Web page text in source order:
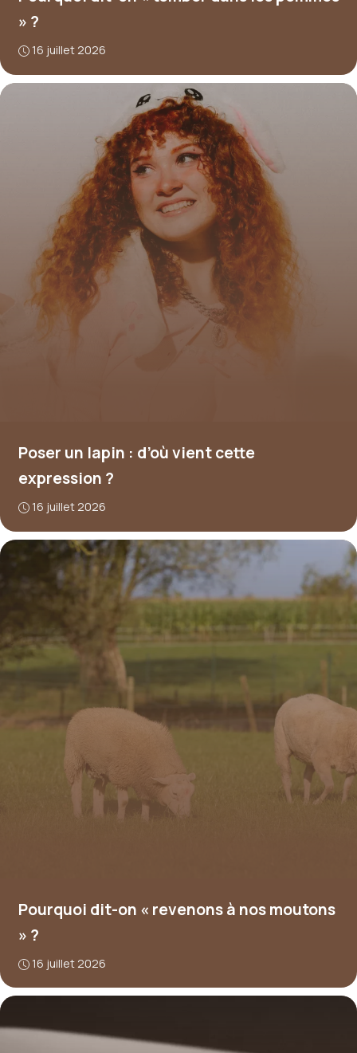
» ?
16 juillet 2026
Poser un lapin : d’où vient cette
expression ?
16 juillet 2026
Pourquoi dit-on « revenons à nos moutons
» ?
16 juillet 2026